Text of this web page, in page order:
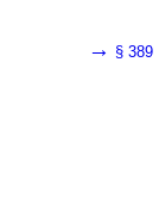
→ § 389